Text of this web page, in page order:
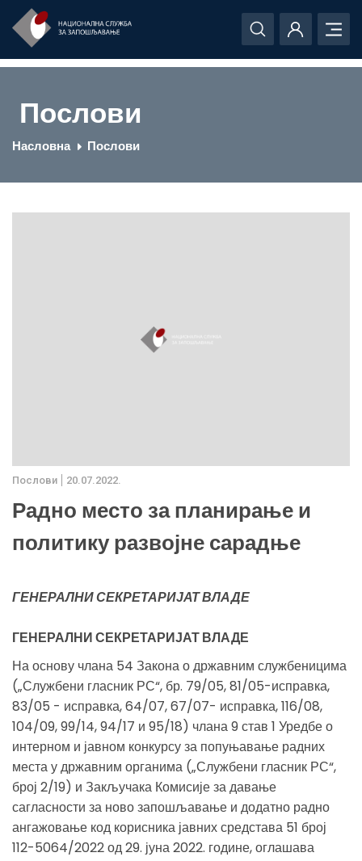
Послови
Насловна Послови
Послови 20.07.2022.
Радно место за планирање и
политику развојне сарадње
ГЕНЕРАЛНИ СЕКРЕТАРИЈАТ ВЛАДЕ
ГЕНЕРАЛНИ СЕКРЕТАРИЈАТ ВЛАДЕ
На основу члана 54 Закона о државним службеницима
(„Службени гласник РС“, бр. 79/05, 81/05-исправка,
83/05 - исправка, 64/07, 67/07- исправка, 116/08,
104/09, 99/14, 94/17 и 95/18) члана 9 став 1 Уредбе о
интерном и јавном конкурсу за попуњавање радних
места у државним органима („Службени гласник РС“,
број 2/19) и Закључака Комисије за давање
сагласности за ново запошљавање и додатно радно
ангажовање код корисника јавних средстава 51 број
112-5064/2022 од 29. јуна 2022. године, оглашава